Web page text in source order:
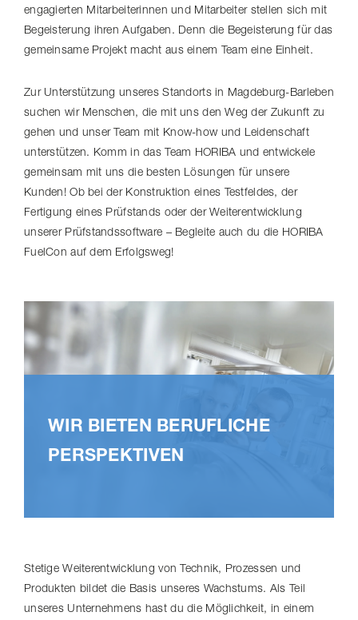
engagierten Mitar­bei­te­rinnen und Mitarbeiter stellen sich mit
Begeisterung ihren Aufgaben. Denn die Begeisterung für das
gemeinsame Projekt macht aus einem Team eine Einheit.
Zur Unterstützung unseres Standorts in Magdeburg-​Barleben
suchen wir Menschen, die mit uns den Weg der Zukunft zu
gehen und unser Team mit Know-how und Leidenschaft
unterstützen. Komm in das Team HORIBA und entwickele
gemeinsam mit uns die besten Lösungen für unsere
Kunden! Ob bei der Konstruktion eines Testfeldes, der
Fertigung eines Prüfstands oder der Weiter­ent­wick­lung
unserer Prüf­stands­soft­ware – Begleite auch du die HORIBA
FuelCon auf dem Erfolgsweg!
WIR BIETEN BERUF­LICHE
PERSPEK­TIVEN
Stetige Weiter­ent­wick­lung von Technik, Prozessen und
Produkten bildet die Basis unseres Wachstums. Als Teil
unseres Unternehmens hast du die Möglichkeit, in einem